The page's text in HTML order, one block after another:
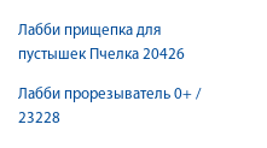
Лабби прищепка для
пустышек Пчелка 20426
Лабби прорезыватель 0+ /
23228